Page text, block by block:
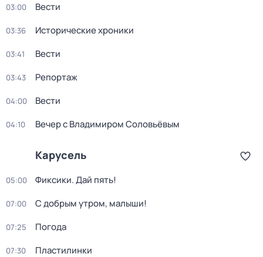
03:00 Вести
03:36 Исторические хроники
03:41 Вести
03:43 Репортаж
04:00 Вести
04:10 Вечер с Владимиром Соловьёвым
Карусель
05:00 Фиксики. Дай пять!
07:00 С добрым утром, малыши!
07:25 Погода
07:30 Пластилинки